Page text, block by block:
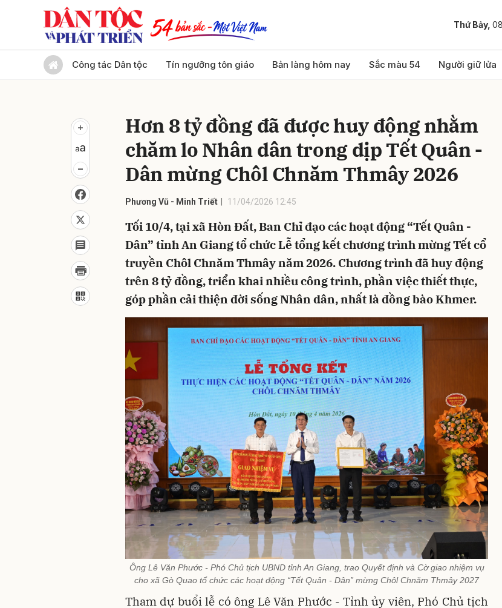
Thứ Bảy,
Công tác Dân tộc Tín ngưỡng tôn giáo Bản làng hôm nay Sắc màu 54 Người giữ lửa
Hơn 8 tỷ đồng đã được huy động nhằm
chăm lo Nhân dân trong dịp Tết Quân -
Dân mừng Chôl Chnăm Thmây 2026
Phương Vũ - Minh Triết 11/04/2026 12:45
Tối 10/4, tại xã Hòn Đất, Ban Chỉ đạo các hoạt động “Tết Quân -
Dân” tỉnh An Giang tổ chức Lễ tổng kết chương trình mừng Tết cổ
truyền Chôl Chnăm Thmây năm 2026. Chương trình đã huy động
trên 8 tỷ đồng, triển khai nhiều công trình, phần việc thiết thực,
góp phần cải thiện đời sống Nhân dân, nhất là đồng bào Khmer.
Ông Lê Văn Phước - Phó Chủ tịch UBND tỉnh An Giang, trao Quyết định và Cờ giao nhiệm vụ
cho xã Gò Quao tổ chức các hoạt động “Tết Quân - Dân” mừng Chôl Chnăm Thmây 2027
Tham dự buổi lễ có ông Lê Văn Phước - Tỉnh ủy viên, Phó Chủ tịch
Gửi bình luận